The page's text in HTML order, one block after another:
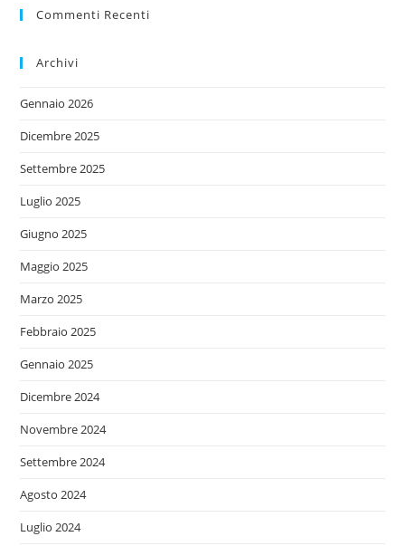
Commenti Recenti
Archivi
Gennaio 2026
Dicembre 2025
Settembre 2025
Luglio 2025
Giugno 2025
Maggio 2025
Marzo 2025
Febbraio 2025
Gennaio 2025
Dicembre 2024
Novembre 2024
Settembre 2024
Agosto 2024
Luglio 2024